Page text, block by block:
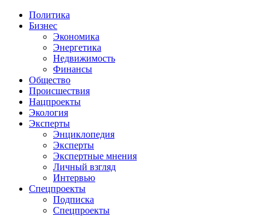
Политика
Бизнес
Экономика
Энергетика
Недвижимость
Финансы
Общество
Происшествия
Нацпроекты
Экология
Эксперты
Энциклопедия
Эксперты
Экспертные мнения
Личный взгляд
Интервью
Спецпроекты
Подписка
Спецпроекты